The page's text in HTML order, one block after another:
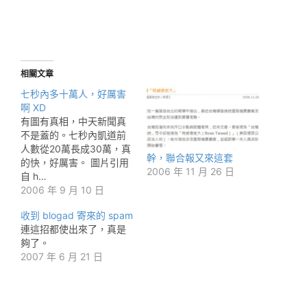
相關文章
七秒內多十萬人，好厲害
啊 XD
有圖有真相，中天新聞真
不是蓋的。七秒內凱道前
人數從20萬長成30萬，真
的快，好厲害。 圖片引用
自 h…
2006 年 9 月 10 日
幹，聯合報又來這套
2006 年 11 月 26 日
收到 blogad 寄來的 spam
連這招都使出來了，真是
夠了。
2007 年 6 月 21 日